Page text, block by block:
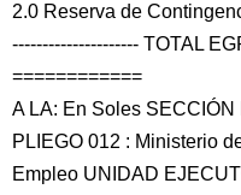
2.0 Reserva de
--------------------- TOTAL
============
A LA: En Soles SECCIÓN
PLIEGO 012 : Ministerio
Empleo UNIDAD